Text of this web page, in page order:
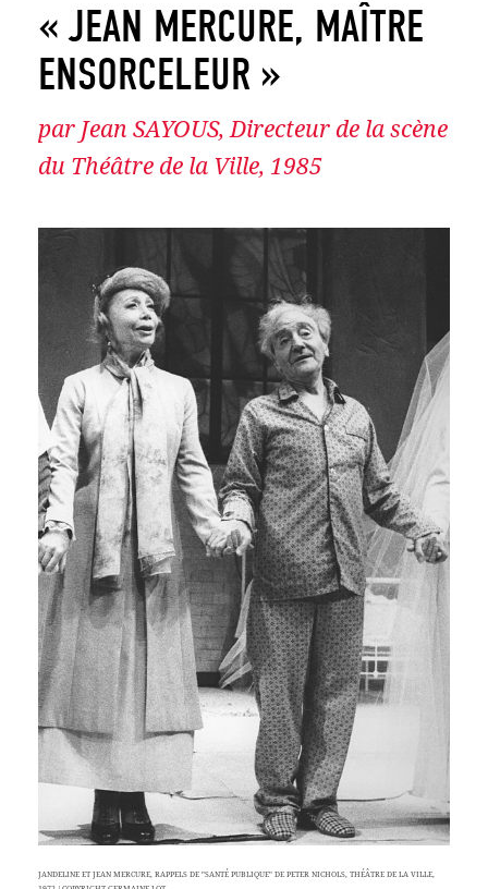
« JEAN MERCURE, MAÎTRE
ENSORCELEUR »
par Jean SAYOUS, Directeur de la scène
du Théâtre de la Ville, 1985
JANDELINE ET JEAN MERCURE, RAPPELS DE "SANTÉ PUBLIQUE" DE PETER NICHOLS, THÉÂTRE DE LA VILLE,